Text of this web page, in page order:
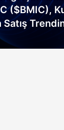
($BMIC),
Satış